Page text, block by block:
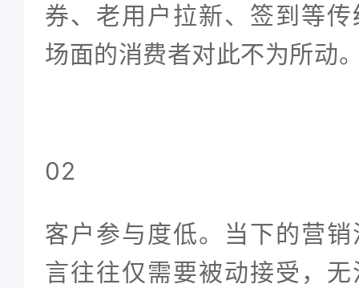
券、老用户拉新、签到等
场面的消费者对此不为所动
02
客户参与度低。当下的营
言往往仅需要被动接受，